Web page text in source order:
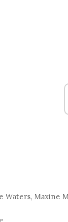
Waters, Maxine